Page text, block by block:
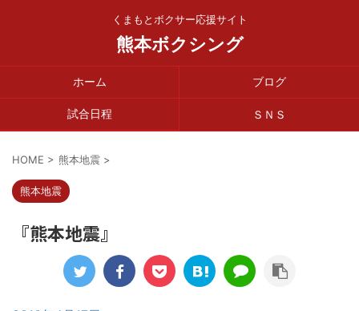
くまもとボクサー応援サイト
熊本ボクシング
ホーム ブログ
試合日程 ＳＮＳ
HOME > 熊本地震 >
熊本地震
『熊本地震』